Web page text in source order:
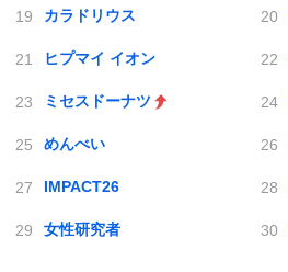
カラドリウス
ヒプマイ イオン
ミセスドーナツ
めんべい
IMPACT26
女性研究者